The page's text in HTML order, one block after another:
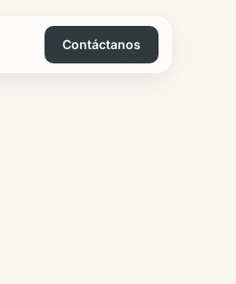
Contáctanos